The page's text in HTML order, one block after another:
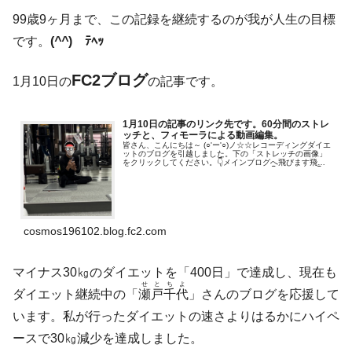
99歳9ヶ月まで、この記録を継続するのが我が人生の目標
です。 (^^)ゞﾃﾍｯ
1月10日のFC2ブログの記事です。
1月10日の記事のリンク先です。60分間のストレ
ッチと、フィモーラによる動画編集。
皆さん、こんにちは～ (○'ー'○)ノ☆☆レコーディングダイエ
ットのブログを引越しました。下の「ストレッチの画像」
をクリックしてください。👇メインブログへ飛びます飛び
cosmos196102.blog.fc2.com
マイナス30㎏のダイエットを「400日」で達成し、現在も
ダイエット継続中の「 瀬戸千代
せとちよ
」さんのブログを応援して
います。私が行ったダイエットの速さよりはるかにハイペ
ースで30㎏減少を達成しました。